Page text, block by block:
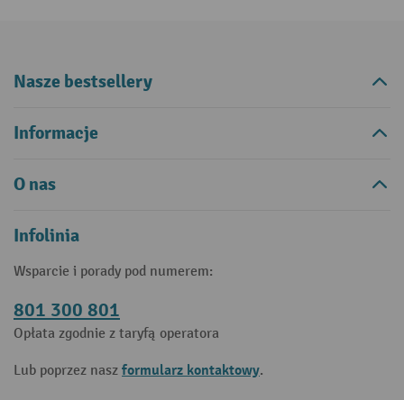
Nasze bestsellery
Informacje
O nas
Infolinia
Wsparcie i porady pod numerem:
801 300 801
Opłata zgodnie z taryfą operatora
Lub poprzez nasz formularz kontaktowy.